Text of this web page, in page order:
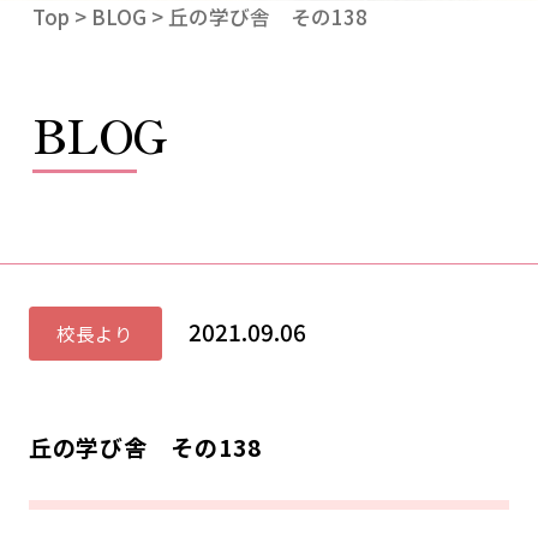
Top > BLOG > 丘の学び舎 その138
BLOG
校長より 2021.09.06
丘の学び舎 その138